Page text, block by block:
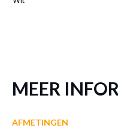
MEER
AFMETINGEN